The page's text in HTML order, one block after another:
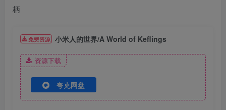
柄
免费资源 小米人的世界/A World of Keflings
资源下载
夸克网盘